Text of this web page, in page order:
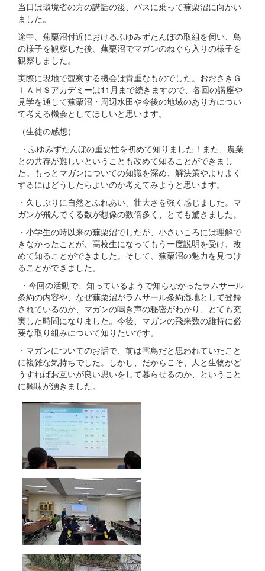
当日は環境省の方の講話の後、バスに乗って蕪栗沼に向かい
ました。
途中、蕪栗沼付近におけるふゆみずたんぼの取組を伺い、鳥
の様子を観察した後、蕪栗沼でマガンのねぐら入りの様子を
観察しました。
実際に現地で観察する機会は貴重なものでした。おおさきＧ
ＩＡＨＳアカデミーは11月まで続きますので、各回の講座や
見学を通して蕪栗沼・周辺水田や今後の地域のあり方につい
て考える機会としてほしいと思います。
（生徒の感想）
・ふゆみずたんぼの重要性を初めて知りました！また、農業
との共存が難しいということも改めて知ることができまし
た。もっとマガンについての知識を深め、解決策やよりよく
するにはどうしたらよいのか考えてみようと思います。
・久しぶりに自然とふれあい、壮大さを強く感じました。マ
ガンが飛んでくる数が想像の数倍多く、とても驚きました。
・小学生の時以来の蕪栗沼でしたが、小さいころには理解で
きなかったことが、高校生になってもう一度説明を受け、改
めて知ることができました。そして、蕪栗沼の魅力を見つけ
ることができました。
・今回の活動で、知っているようで知らなかったラムサール
条約の内容や、なぜ蕪栗沼がラムサール条約湿地として登録
されているのか、マガンの鳴き声の秘密がわかり、とても充
実した時間になりました。今後、マガンの飛来数の維持に必
要な取り組みについて知りたいです。
・マガンについてのお話で、前は害鳥だと思われていたこと
に複雑な気持ちでした。しかし、だからこそ、人と生物がど
うすればお互いが良い思いをして暮らせるのか、ということ
に興味が湧きました。